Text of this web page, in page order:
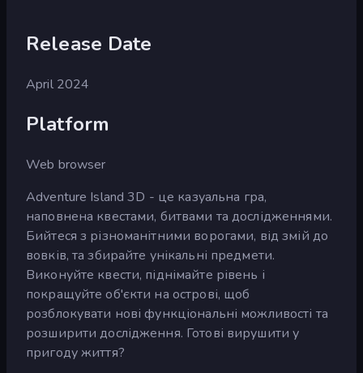
Release Date
April 2024
Platform
Web browser
Adventure Island 3D - це казуальна гра,
наповнена квестами, битвами та дослідженнями.
Бийтеся з різноманітними ворогами, від змій до
вовків, та збирайте унікальні предмети.
Виконуйте квести, піднімайте рівень і
покращуйте об'єкти на острові, щоб
розблокувати нові функціональні можливості та
розширити дослідження. Готові вирушити у
пригоду життя?